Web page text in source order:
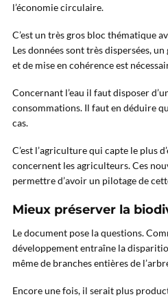
l’économie circulaire.
C’est un très gros bloc thématique
Les données sont très dispersées,
et de mise en cohérence est
Concernant l’eau il faut disposer
consommations. Il faut en déduire
cas.
C’est l’agriculture qui capte le plus
concernent les agriculteurs. Ces
permettre d’avoir un pilotage de
Mieux préserver la
Le document pose la questions.
développement entraîne la
même de branches entières de
Encore une fois, il serait plus